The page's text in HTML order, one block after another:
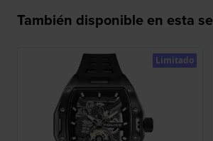
También disponible en esta
Limitado